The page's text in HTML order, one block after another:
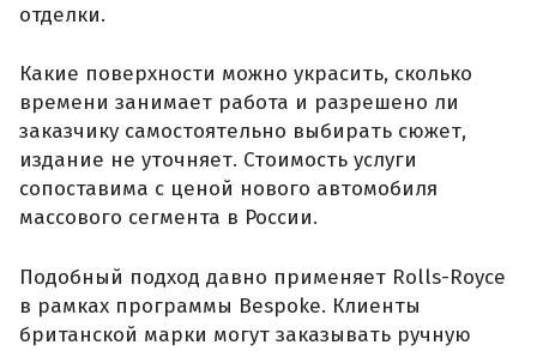
отделки.
Какие поверхности можно украсить, сколько
времени занимает работа и разрешено ли
заказчику самостоятельно выбирать сюжет,
издание не уточняет. Стоимость услуги
сопоставима с ценой нового автомобиля
массового сегмента в России.
Подобный подход давно применяет Rolls-Royce
в рамках программы Bespoke. Клиенты
британской марки могут заказывать ручную